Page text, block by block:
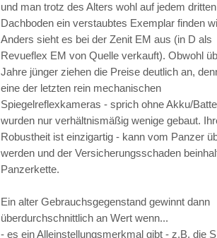
und man trotz des Alters wohl auf jedem dritten
Dachboden ein verstaubtes Exemplar finden
Anders sieht es bei der Zenit EM aus (in D als
Revueflex EM von Quelle verkauft). Obwohl
Jahre jünger ziehen die Preise deutlich an,
eine der letzten rein mechanischen
Spiegelreflexkameras - sprich ohne Akku/
wurden nur verhältnismäßig wenige gebaut.
Robustheit ist einzigartig - kann vom Panzer
werden und der Versicherungsschaden
Panzerkette.
Ein alter Gebrauchsgegenstand gewinnt dann
überdurchschnittlich an Wert wenn...
- es ein Alleinstellungsmerkmal gibt - z.B. die